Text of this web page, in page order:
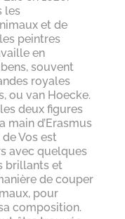
les
et de
peintres
en
souvent
royales
ou van Hoecke.
deux figures
main d’Erasmus
Vos est
avec quelques
brillants et
de couper
pour
composition.